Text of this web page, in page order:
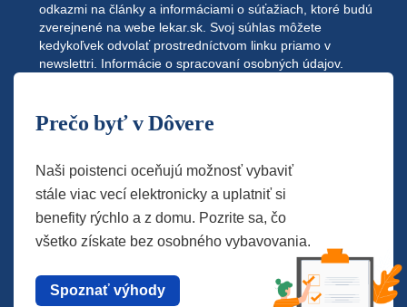
odkazmi na články a informáciami o súťažiach, ktoré budú
zverejnené na webe lekar.sk . Svoj súhlas môžete
kedykoľvek odvolať prostredníctvom linku priamo v
newslettri. Informácie o spracovaní osobných údajov.
Prečo byť v Dôvere
Naši poistenci oceňujú možnosť vybaviť
stále viac vecí elektronicky a uplatniť si
benefity rýchlo a z domu. Pozrite sa, čo
všetko získate bez osobného vybavovania.
Spoznať výhody